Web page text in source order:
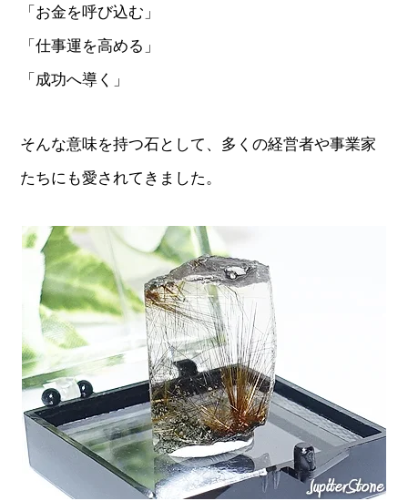
「お金を呼び込む」
「仕事運を高める」
「成功へ導く」
そんな意味を持つ石として、多くの経営者や事業家
たちにも愛されてきました。